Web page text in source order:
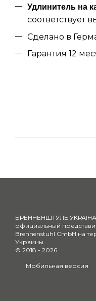
Удлинитель на
соответствует
Сделано в
Гарантия 12
БРЕННЕНШТУЛЬ
официальный
Brennenstuhl CmbH на
Украины.
© 2018 - 2026
Мобильная версия